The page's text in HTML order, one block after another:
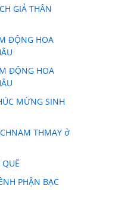
GIẢ THÂN
ĐỘNG HOA
ĐỘNG HOA
MỪNG SINH
THMAY ở
PHẬN BẠC